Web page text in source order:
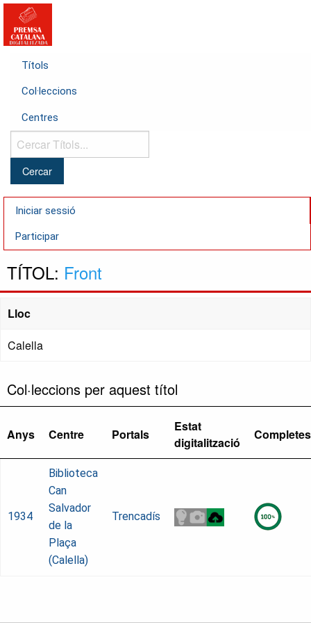
Títols
Col·leccions
Centres
Cercar
Títols...
Iniciar sessió
Participar
TÍTOL: Front
Lloc
Calella
Col·leccions per aquest títol
Anys Centre Portals
Estat
digitalització
1934
Biblioteca
Can
Salvador
de la
Plaça
(Calella)
Trencadís